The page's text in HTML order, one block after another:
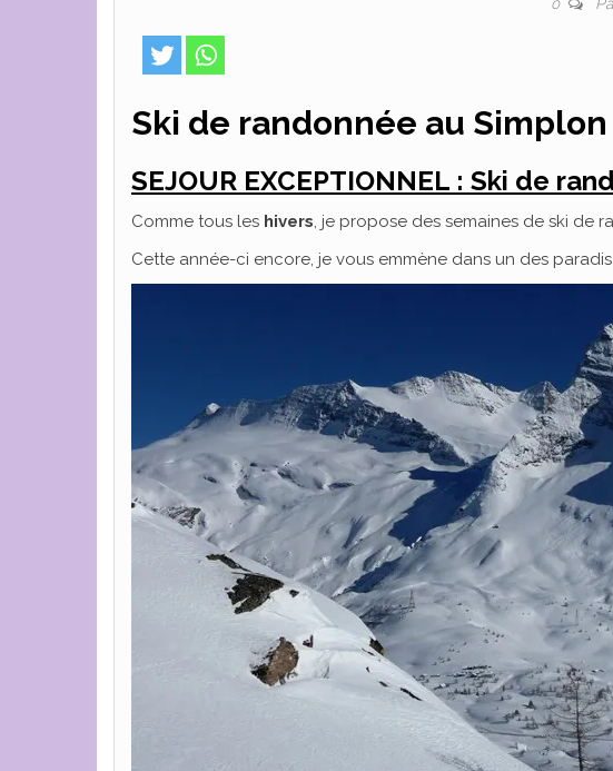
0
Ski de randonnée au
SEJOUR EXCEPTIONNEL : Ski de
Comme tous les hivers, je propose des semaines de ski de
Cette année-ci encore, je vous emmène dans un des